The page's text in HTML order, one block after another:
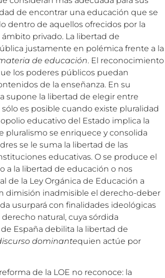
de encontrar una educación que se
dentro de aquellos ofrecidos por la
privado. La libertad de
justamente en polémica frente a la
de educación. El reconocimiento
los poderes públicos puedan
de la enseñanza. En su
supone la libertad de elegir entre
es posible cuando existe pluralidad
educativo del Estado implica la
pluralismo se enriquece y consolida
se le suma la libertad de las
educativas. O se produce el
a la libertad de educación o nos
de la Ley Orgánica de Educación a
dimisión inadmisible el derecho-deber
usurpará con finalidades ideológicas
natural, cuya sórdida
España debilita la libertad de
dominantequien actúe por
de la LOE no reconoce: la